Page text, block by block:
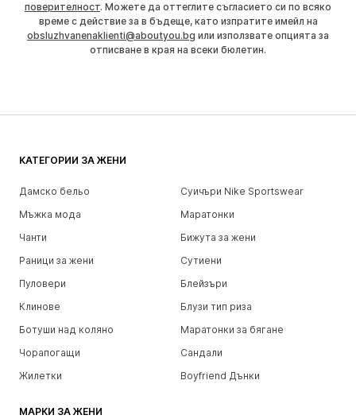
поверителност. Можете да оттеглите съгласието си по всяко
време с действие за в бъдеще, като изпратите имейл на
obsluzhvanenaklienti@aboutyou.bg или използвате опцията за
отписване в края на всеки бюлетин.
КАТЕГОРИИ ЗА ЖЕНИ
Дамско бельо
Суичъри Nike Sportswear
Мъжка мода
Маратонки
Чанти
Бижута за жени
Раници за жени
Сутиени
Пуловери
Блейзъри
Клинове
Блузи тип риза
Ботуши над коляно
Маратонки за бягане
Чорапогащи
Сандали
Жилетки
Boyfriend Дънки
МАРКИ ЗА ЖЕНИ